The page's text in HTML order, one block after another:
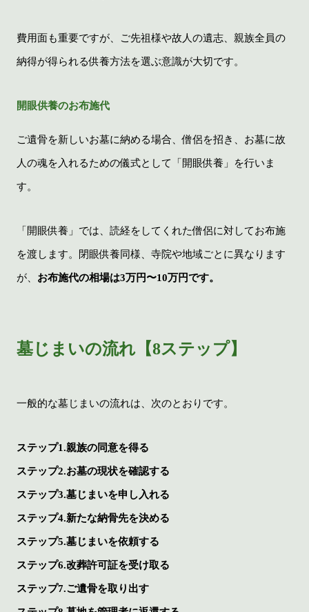
費用面も重要ですが、ご先祖様や故人の遺志、親族全員の
納得が得られる供養方法を選ぶ意識が大切です。
開眼供養のお布施代
ご遺骨を新しいお墓に納める場合、僧侶を招き、お墓に故
人の魂を入れるための儀式として「開眼供養」を行いま
す。
「開眼供養」では、読経をしてくれた僧侶に対してお布施
を渡します。閉眼供養同様、寺院や地域ごとに異なります
が、 お布施代の相場は3万円〜10万円です。
墓じまいの流れ【8ステップ】
一般的な墓じまいの流れは、次のとおりです。
ステップ1.親族の同意を得る
ステップ2.お墓の現状を確認する
ステップ3.墓じまいを申し入れる
ステップ4.新たな納骨先を決める
ステップ5.墓じまいを依頼する
ステップ6.改葬許可証を受け取る
ステップ7.ご遺骨を取り出す